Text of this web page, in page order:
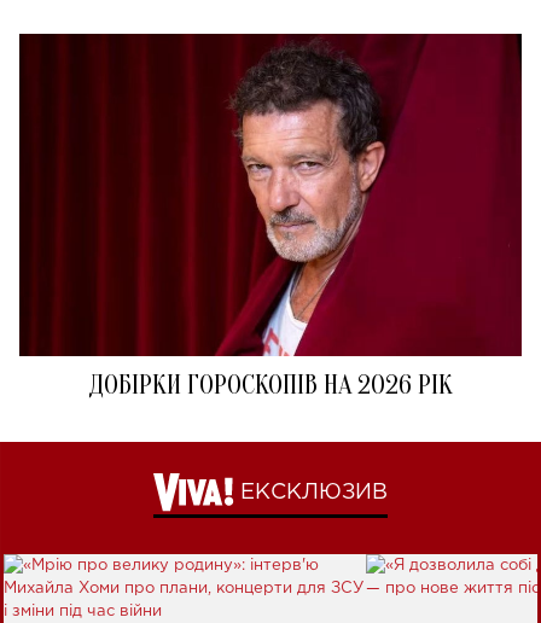
ДОБІРКИ ГОРОСКОПІВ НА 2026 РІК
ЕКСКЛЮЗИВ